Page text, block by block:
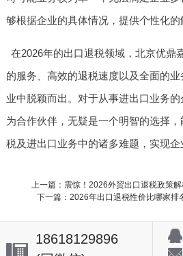
够根据企业的具体情况，提供个性化的
在2026年的出口退税领域，北京优鼎
的服务、高效的退税速度以及全面的
业中脱颖而出。对于从事进出口业务
为合作伙伴，无疑是一个明智的选择
税及进出口业务中的诸多难题，实现企
上一篇：震惊！2026外贸出口退税政策
下一篇：2026年出口退税性价比哪家排
18618129896